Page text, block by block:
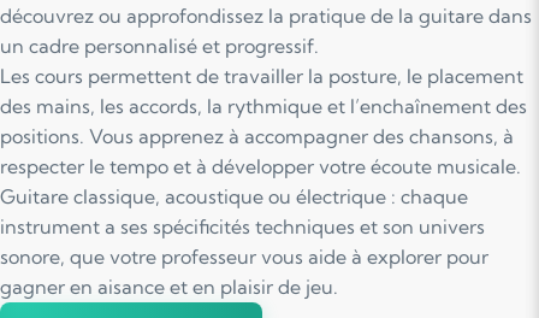
découvrez ou approfondissez la pratique de la guitare dans
un cadre personnalisé et progressif.
Les cours permettent de travailler la posture, le placement
des mains, les accords, la rythmique et l’enchaînement des
positions. Vous apprenez à accompagner des chansons, à
respecter le tempo et à développer votre écoute musicale.
Guitare classique, acoustique ou électrique : chaque
instrument a ses spécificités techniques et son univers
sonore, que votre professeur vous aide à explorer pour
gagner en aisance et en plaisir de jeu.